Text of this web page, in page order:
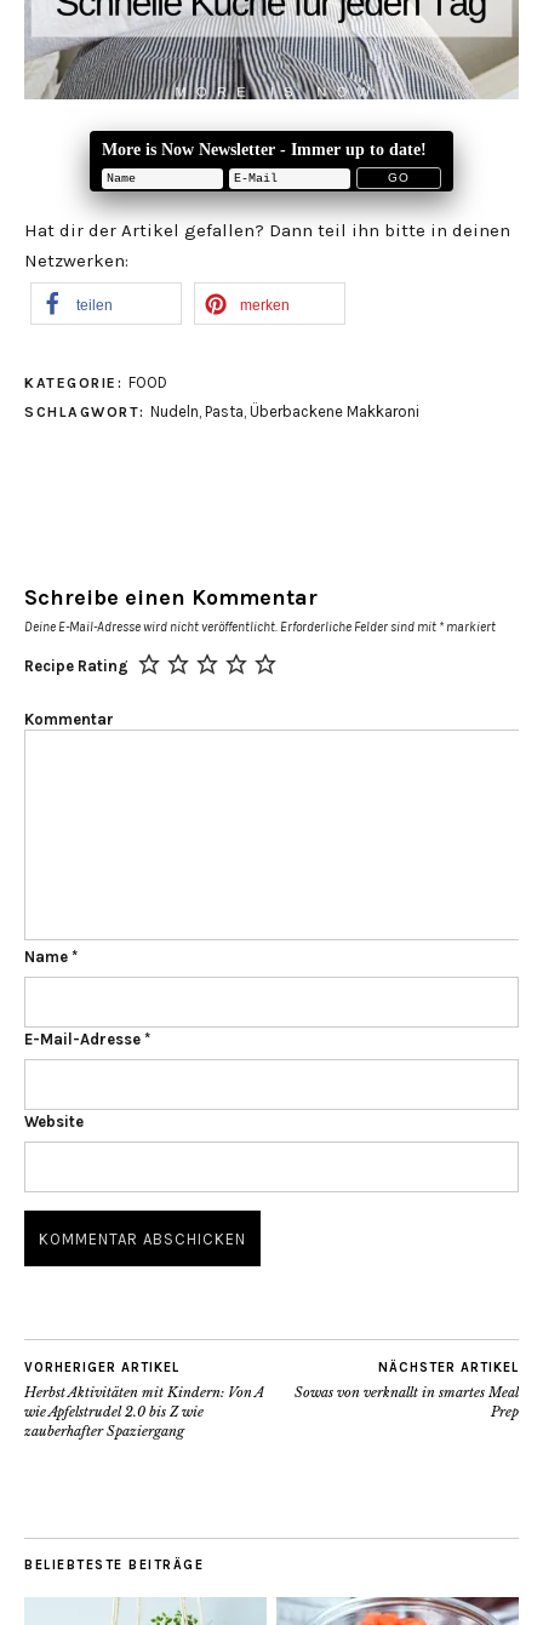
More is Now Newsletter - Immer up to date!
Hat dir der Artikel gefallen? Dann teil ihn bitte in deinen
Netzwerken:
teilen merken
KATEGORIE: FOOD
SCHLAGWORT: Nudeln, Pasta, Überbackene Makkaroni
Schreibe einen Kommentar
Deine E-Mail-Adresse wird nicht veröffentlicht. Erforderliche Felder sind mit * markiert
Recipe Rating
Kommentar
Name *
E-Mail-Adresse *
Website
VORHERIGER ARTIKEL
Herbst Aktivitäten mit Kindern: Von A
wie Apfelstrudel 2.0 bis Z wie
zauberhafter Spaziergang
NÄCHSTER ARTIKEL
Sowas von verknallt in smartes Meal
Prep
BELIEBTESTE BEITRÄGE